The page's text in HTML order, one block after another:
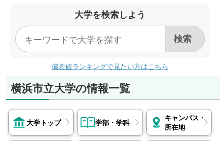
大学を検索しよう
偏差値ランキングで見たい方はこちら
横浜市立大学の情報一覧
大学トップ 学部・学科
キャンパス・
所在地